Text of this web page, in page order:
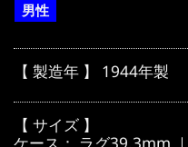
男性
【 製造年 】 1944年製
【 サイズ 】
ケース： ラグ39.3mm